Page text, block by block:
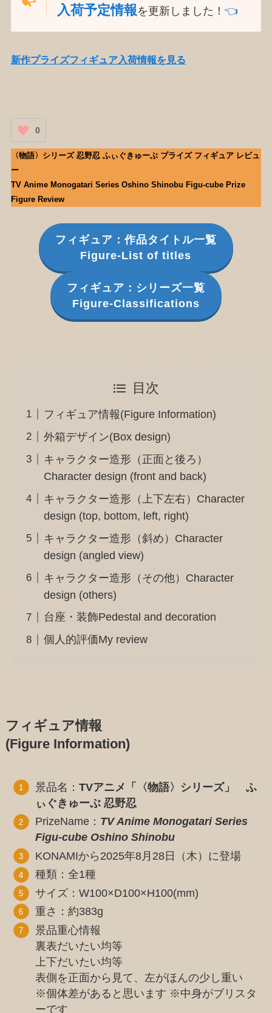
入荷予定情報を更新しました！👈️
新作プライズフィギュア入荷情報を見る
0
〈物語〉シリーズ 忍野忍 ふぃぐきゅーぶ プライズ フィギュア レビュ
ー
TV Anime Monogatari Series Oshino Shinobu Figu-cube Prize
Figure Review
フィギュア：作品タイトル一覧
Figure-List of titles
フィギュア：シリーズ一覧
Figure-Classifications
目次
フィギュア情報(Figure Information)
外箱デザイン(Box design)
キャラクター造形（正面と後ろ）
Character design (front and back)
キャラクター造形（上下左右）Character
design (top, bottom, left, right)
キャラクター造形（斜め）Character
design (angled view)
キャラクター造形（その他）Character
design (others)
台座・装飾Pedestal and decoration
個人的評価My review
フィギュア情報
(Figure Information)
景品名：TVアニメ「〈物語〉シリーズ」 ふ
ぃぐきゅーぶ 忍野忍
PrizeName： TV Anime Monogatari Series
Figu-cube Oshino Shinobu
KONAMIから2025年8月28日（木）に登場
種類：全1種
サイズ：W100×D100×H100(mm)
重さ：約383g
景品重心情報
裏表だいたい均等
上下だいたい均等
表側を正面から見て、左がほんの少し重い
※個体差があると思います ※中身がブリスタ
ーです